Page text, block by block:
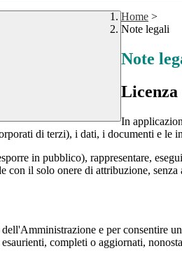
Home >
Note legali
Note
Licenza
In
di terzi), i dati, i documenti e
in pubblico), rappresentare,
con il solo onere di attribuzione,
e per consentire
completi o aggiornati,